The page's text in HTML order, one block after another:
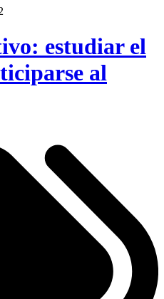
estudiar el
al